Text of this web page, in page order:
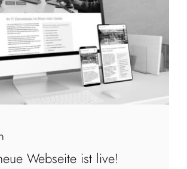
Webseite ist live!